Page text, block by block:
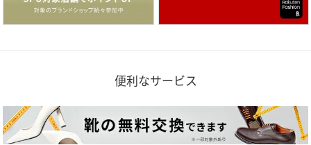
便利なサービス